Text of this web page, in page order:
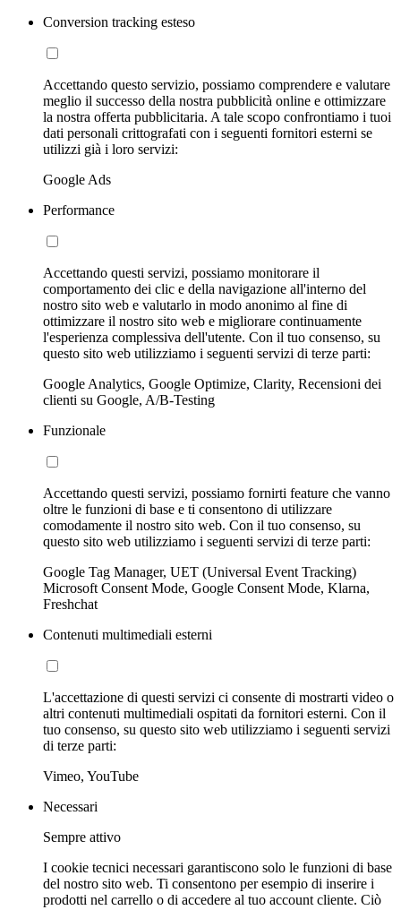
Conversion tracking esteso
Accettando questo servizio, possiamo comprendere e valutare
meglio il successo della nostra pubblicità online e ottimizzare
la nostra offerta pubblicitaria. A tale scopo confrontiamo i tuoi
dati personali crittografati con i seguenti fornitori esterni se
utilizzi già i loro servizi:
Google Ads
Performance
Accettando questi servizi, possiamo monitorare il
comportamento dei clic e della navigazione all'interno del
nostro sito web e valutarlo in modo anonimo al fine di
ottimizzare il nostro sito web e migliorare continuamente
l'esperienza complessiva dell'utente. Con il tuo consenso, su
questo sito web utilizziamo i seguenti servizi di terze parti:
Google Analytics, Google Optimize, Clarity, Recensioni dei
clienti su Google, A/B-Testing
Funzionale
Accettando questi servizi, possiamo fornirti feature che vanno
oltre le funzioni di base e ti consentono di utilizzare
comodamente il nostro sito web. Con il tuo consenso, su
questo sito web utilizziamo i seguenti servizi di terze parti:
Google Tag Manager, UET (Universal Event Tracking)
Microsoft Consent Mode, Google Consent Mode, Klarna,
Freshchat
Contenuti multimediali esterni
L'accettazione di questi servizi ci consente di mostrarti video o
altri contenuti multimediali ospitati da fornitori esterni. Con il
tuo consenso, su questo sito web utilizziamo i seguenti servizi
di terze parti:
Vimeo, YouTube
Necessari
Sempre attivo
I cookie tecnici necessari garantiscono solo le funzioni di base
del nostro sito web. Ti consentono per esempio di inserire i
prodotti nel carrello o di accedere al tuo account cliente. Ciò